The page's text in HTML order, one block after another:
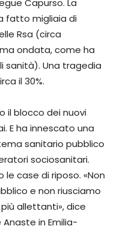
Capurso. La
fatto migliaia di
Rsa (circa
ondata, come ha
sani­tà). Una tragedia
il 30%.
il blocco dei nuovi
E ha inne­scato una
sanitario pubbli­co
sociosanitari.
ca­se di riposo. «Non
e non riusciamo
allettanti», dice
Anaste in Emilia-